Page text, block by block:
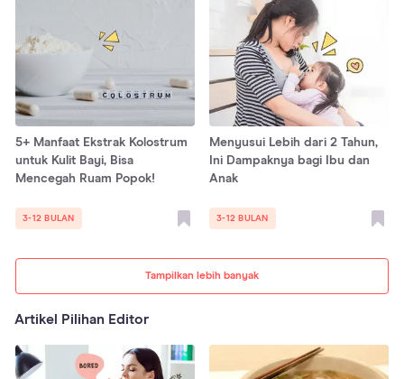
Tampilkan lebih banyak
5+ Manfaat Ekstrak Kolostrum
untuk Kulit Bayi, Bisa
Mencegah Ruam Popok!
3-12 BULAN
Menyusui Lebih dari 2 Tahun,
Ini Dampaknya bagi Ibu dan
Anak
3-12 BULAN
Artikel Pilihan Editor